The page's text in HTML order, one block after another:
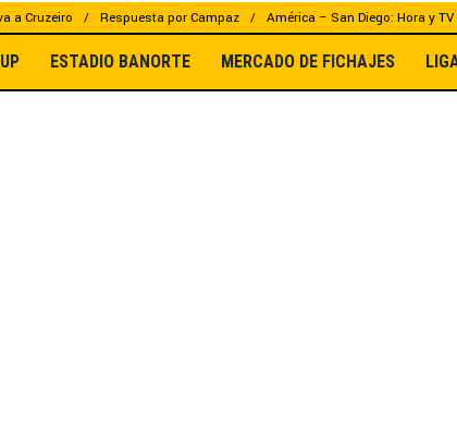
a Cruzeiro Respuesta por Campaz América – San Diego: Hora y TV
ESTADIO BANORTE MERCADO DE FICHAJES